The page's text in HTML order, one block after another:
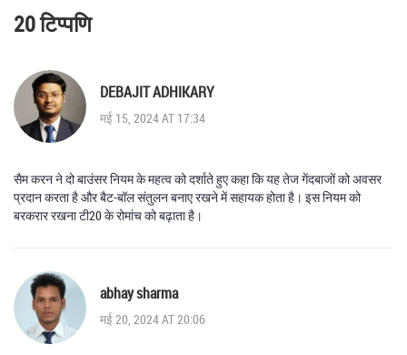
20 टिप्पणि
DEBAJIT ADHIKARY
मई 15, 2024 AT 17:34
सैम करन ने दो बाउंसर नियम के महत्व को दर्शाते हुए कहा कि यह तेज गेंदबाजों को अवसर
प्रदान करता है और बैट-बॉल संतुलन बनाए रखने में सहायक होता है। इस नियम को
बरकरार रखना टी20 के रोमांच को बढ़ाता है।
abhay sharma
मई 20, 2024 AT 20:06